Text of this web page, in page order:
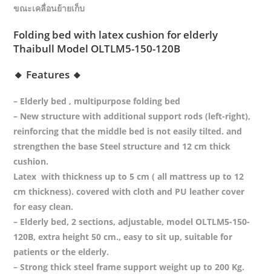
ขณะเคลื่อนย้ายเก็บ
Folding bed with latex cushion for elderly
Thaibull Model OLTLM5-150-120B
🔸 Features 🔸
– Elderly bed , multipurpose folding bed
– New structure with additional support rods (left-right),
reinforcing that the middle bed is not easily tilted. and
strengthen the base Steel structure and 12 cm thick
cushion.
Latex with thickness up to 5 cm ( all mattress up to 12
cm thickness). covered with cloth and PU leather cover
for easy clean.
– Elderly bed, 2 sections, adjustable, model OLTLM5-150-
120B, extra height 50 cm., easy to sit up, suitable for
patients or the elderly.
– Strong thick steel frame support weight up to 200 Kg.